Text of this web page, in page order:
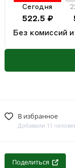
Сегодня
522.5 ₽
Без комиссий
В избранное
Добавили 11
Поделиться